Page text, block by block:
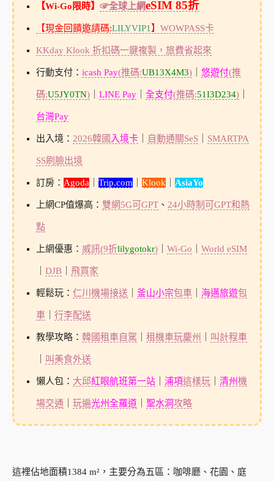
【Wi-Go限時】 ☞全球上網eSIM 85折
【現金回饋邀請碼:LILYVIP1 】 WOWPASS卡
KKday Klook 折扣碼一鍵複製，旅費省起來
行動支付： icash Pay(推碼:UB13X4M3)｜ 悠遊付(推
碼:U5JY0TN)｜ LINE Pay｜ 全支付(推碼:51I3D234)｜
台灣Pay
出入境： 2026韓國 入境卡｜ 自動通關SeS｜ SMARTPA
SS刷臉出境
訂房： Agoda Trip.com Klook AsiaYo
上網CP值爆高： 雙網5G可GPT、 24小時制可GPT和熱
點
上網優惠： 威訊(9折lilygotokr)｜ Wi-Go World eSIM
DJB｜ 飛買家
輕鬆玩： 仁川機場接送 釜山小宗包車｜ 海邁旅遊包
車｜ 行李配送
教學攻略： 韓國租車自駕 租機車玩慶州 叫計程車
叫美食外送
懶人包： 大邱紅眼航班第一站｜ 浦項這樣玩｜ 清州機
場交通 玩遍光州全羅道｜ 聖水洞攻略
這裡佔地面積1384 m²，主要分為五區：咖啡廳、花園、庭